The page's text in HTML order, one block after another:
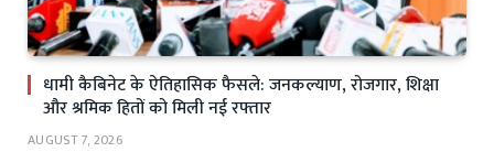
धामी कैबिनेट के ऐतिहासिक फैसले: जनकल्याण, रोजगार, शिक्षा
और श्रमिक हितों को मिली नई रफ्तार
AUGUST 7, 2026